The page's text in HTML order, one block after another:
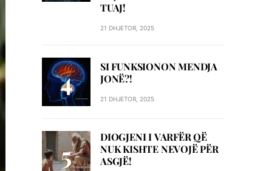
TUAJ!
21 DHJETOR, 2025
SI FUNKSIONON MENDJA
JONË?!
21 DHJETOR, 2025
DIOGJENI I VARFËR QË
NUK KISHTE NEVOJË PËR
ASGJË!